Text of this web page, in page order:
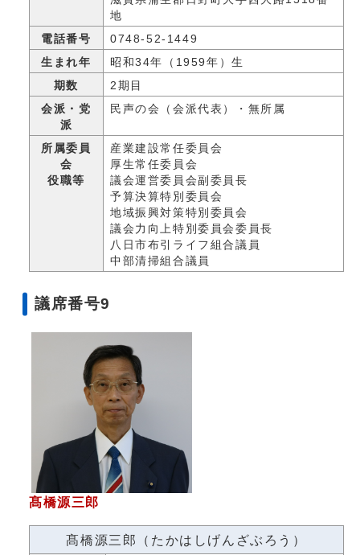
地
電話番号
0748-52-1449
生まれ年
昭和34年（1959年）生
期数
2期目
会派・党
派
民声の会（会派代表）・無所属
所属委員
会
役職等
産業建設常任委員会
厚生常任委員会
議会運営委員会副委員長
予算決算特別委員会
地域振興対策特別委員会
議会力向上特別委員会委員長
八日市布引ライフ組合議員
中部清掃組合議員
議席番号9
髙橋源三郎
髙橋源三郎（たかはしげんざぶろう）